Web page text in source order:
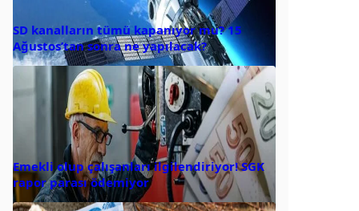
SD kanalların tümü kapanıyor mu? 15
Ağustos’tan sonra ne yapılacak?
Emekli olup çalışanları ilgilendiriyor! SGK
rapor parası ödemiyor